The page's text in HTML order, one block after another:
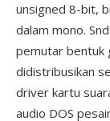
unsigned 8-bit,
dalam mono.
pemutar bentuk
didistribusikan
driver kartu
audio DOS